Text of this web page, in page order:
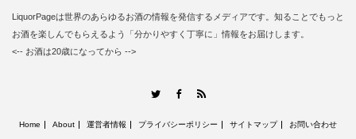
LiquorPageは世界のあらゆるお酒の情報を発信するメディアです。知ることでもっと
お酒を楽しんでもらえるよう「分かりやすく丁寧に」情報をお届けします。
<-- お酒は20歳になってから -->
TwitterFacebook
Home About 運営者情報 プライバシーポリシー サイトマップ お問い合わせ